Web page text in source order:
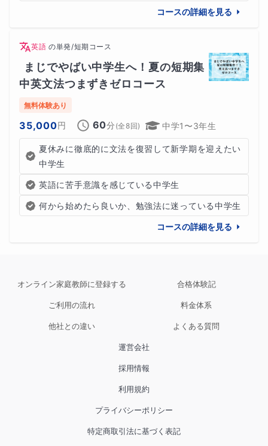
コースの詳細を見る
英語 の単発/短期コース
まじでやばい中学生へ！夏の短期集
中英文法つまずきゼロコース
無料体験あり
35,000円 60分 (全8回) 中学1〜3年生
夏休みに徹底的に文法を復習して新学期を迎えたい
中学生
英語に苦手意識を感じている中学生
何から始めたら良いか、勉強法に迷っている中学生
コースの詳細を見る
オンライン家庭教師に登録する 合格体験記
ご利用の流れ 料金体系
他社との違い よくある質問
運営会社
採用情報
利用規約
プライバシーポリシー
特定商取引法に基づく表記